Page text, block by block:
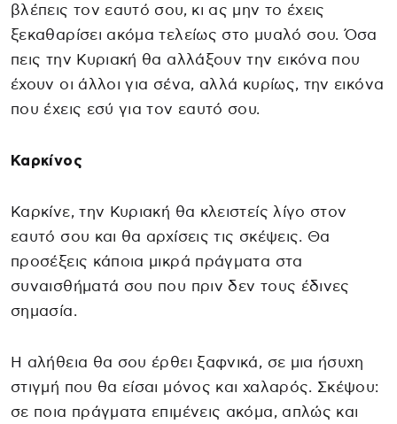
βλέπεις τον εαυτό σου, κι ας μην το έχεις
ξεκαθαρίσει ακόμα τελείως στο μυαλό σου. Όσα
πεις την Κυριακή θα αλλάξουν την εικόνα που
έχουν οι άλλοι για σένα, αλλά κυρίως, την εικόνα
που έχεις εσύ για τον εαυτό σου.
Καρκίνος
Καρκίνε, την Κυριακή θα κλειστείς λίγο στον
εαυτό σου και θα αρχίσεις τις σκέψεις. Θα
προσέξεις κάποια μικρά πράγματα στα
συναισθήματά σου που πριν δεν τους έδινες
σημασία.
Η αλήθεια θα σου έρθει ξαφνικά, σε μια ήσυχη
στιγμή που θα είσαι μόνος και χαλαρός. Σκέψου:
σε ποια πράγματα επιμένεις ακόμα, απλώς και